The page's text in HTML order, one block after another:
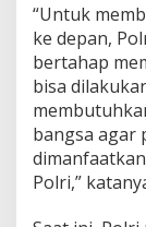
“Untuk
ke depan,
bertahap
bisa
bangsa agar
Polri,”